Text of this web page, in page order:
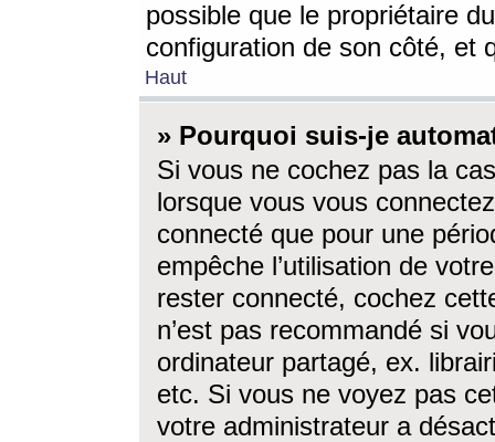
possible que le propriétaire
configuration de son côté, et
Haut
» Pourquoi suis-je
Si vous ne cochez pas la
lorsque vous vous
connecté que pour une
empêche l’utilisation de
rester connecté, cochez
n’est pas recommandé si
ordinateur partagé, ex.
etc. Si vous ne voyez pas
votre administrateur a